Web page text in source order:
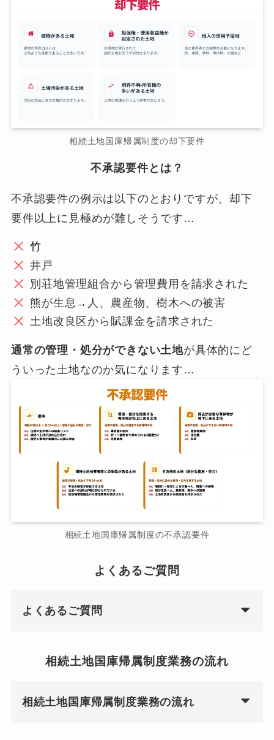
相続土地国庫帰属制度の却下要件
不承認要件とは？
不承認要件の例示は以下のとおりですが、却下
要件以上に見極めが難しそうです…
竹
井戸
別荘地管理組合から管理費用を請求された
熊が生息→人、農産物、樹木への被害
土地改良区から賦課金を請求された
通常の管理・処分ができない土地が具体的にど
ういった土地なのか気になります…
相続土地国庫帰属制度の不承認要件
よくあるご質問
よくあるご質問
相続土地国庫帰属制度業務の流れ
相続土地国庫帰属制度業務の流れ